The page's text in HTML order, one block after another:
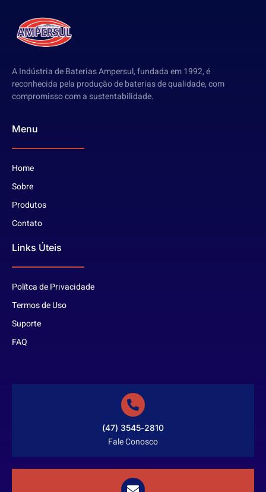
A Indústria de Baterias Ampersul, fundada em 1992, é
reconhecida pela produção de baterias de qualidade, com
compromisso com a sustentabilidade.
Menu
Home
Sobre
Produtos
Contato
Links Úteis
Polítca de Privacidade
Termos de Uso
Suporte
FAQ
(47) 3545-2810
Fale Conosco